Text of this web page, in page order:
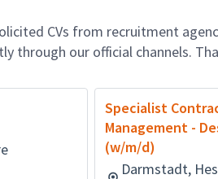
CVs from recruitment
through our official channels.
Specialist
Management -
(w/m/d)
Darmstadt,